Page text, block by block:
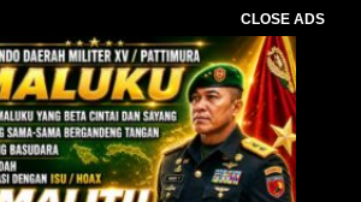
CLOSE ADS